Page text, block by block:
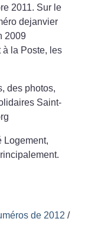
2011. Sur le
dejanvier
2009
à la Poste, les
des photos,
Saint-
Logement,
de 2012 /